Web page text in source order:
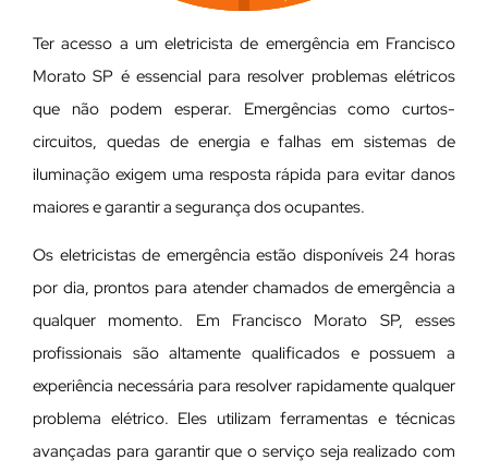
Ter acesso a um eletricista de emergência em Francisco
Morato SP é essencial para resolver problemas elétricos
que não podem esperar. Emergências como curtos-
circuitos, quedas de energia e falhas em sistemas de
iluminação exigem uma resposta rápida para evitar danos
maiores e garantir a segurança dos ocupantes.
Os eletricistas de emergência estão disponíveis 24 horas
por dia, prontos para atender chamados de emergência a
qualquer momento. Em Francisco Morato SP, esses
profissionais são altamente qualificados e possuem a
experiência necessária para resolver rapidamente qualquer
problema elétrico. Eles utilizam ferramentas e técnicas
avançadas para garantir que o serviço seja realizado com